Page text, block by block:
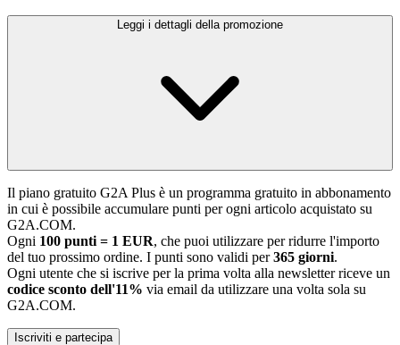
Leggi i dettagli della promozione
Il piano gratuito G2A Plus è un programma gratuito in abbonamento
in cui è possibile accumulare punti per ogni articolo acquistato su
G2A.COM.
Ogni 100 punti = 1 EUR, che puoi utilizzare per ridurre l'importo
del tuo prossimo ordine. I punti sono validi per365 giorni.
Ogni utente che si iscrive per la prima volta alla newsletter riceve un
codice sconto dell'11% via email da utilizzare una volta sola su
G2A.COM.
Iscriviti e partecipa